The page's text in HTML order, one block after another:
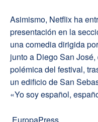
Asimismo, Netflix ha
presentación en la
una comedia dirigida
junto a Diego San
polémica del festival,
un edificio de San
«Yo soy español,
EuropaPress